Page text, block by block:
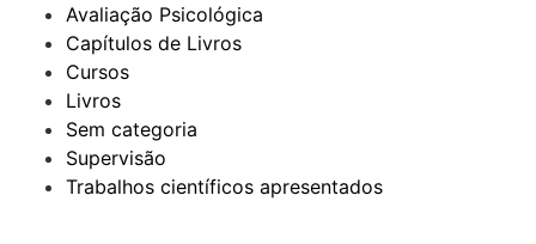
Avaliação Psicológica
Capítulos de Livros
Cursos
Livros
Sem categoria
Supervisão
Trabalhos científicos apresentados